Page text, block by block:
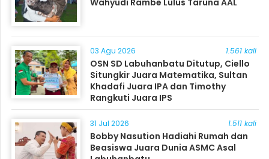
03 Agu 2026 1.561 kali
OSN SD Labuhanbatu Ditutup, Ciello
Situngkir Juara Matematika, Sultan
Khadafi Juara IPA dan Timothy
Rangkuti Juara IPS
31 Jul 2026 1.511 kali
Bobby Nasution Hadiahi Rumah dan
Beasiswa Juara Dunia ASMC Asal